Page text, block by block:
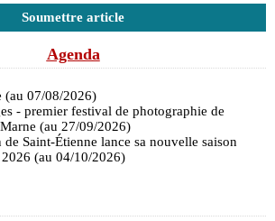
Soumettre article
Agenda
(au 07/08/2026)
- premier festival de photographie de
(au 27/09/2026)
Saint-Étienne lance sa nouvelle saison
(au 04/10/2026)